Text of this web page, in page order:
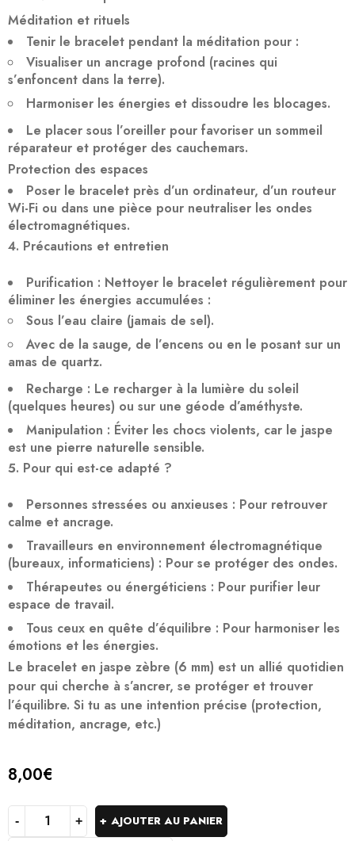
Méditation et rituels
Tenir le bracelet pendant la méditation pour :
Visualiser un ancrage profond (racines qui
s’enfoncent dans la terre).
Harmoniser les énergies et dissoudre les blocages.
Le placer sous l’oreiller pour favoriser un sommeil
réparateur et protéger des cauchemars.
Protection des espaces
Poser le bracelet près d’un ordinateur, d’un routeur
Wi-Fi ou dans une pièce pour neutraliser les ondes
électromagnétiques.
Précautions et entretien
Purification : Nettoyer le bracelet régulièrement pour
éliminer les énergies accumulées :
Sous l’eau claire (jamais de sel).
Avec de la sauge, de l’encens ou en le posant sur un
amas de quartz.
Recharge : Le recharger à la lumière du soleil
(quelques heures) ou sur une géode d’améthyste.
Manipulation : Éviter les chocs violents, car le jaspe
est une pierre naturelle sensible.
Pour qui est-ce adapté ?
Personnes stressées ou anxieuses : Pour retrouver
calme et ancrage.
Travailleurs en environnement électromagnétique
(bureaux, informaticiens) : Pour se protéger des ondes.
Thérapeutes ou énergéticiens : Pour purifier leur
espace de travail.
Tous ceux en quête d’équilibre : Pour harmoniser les
émotions et les énergies.
Le bracelet en jaspe zèbre (6 mm) est un allié quotidien
pour qui cherche à s’ancrer, se protéger et trouver
l’équilibre. Si tu as une intention précise (protection,
méditation, ancrage, etc.)
8,00€
AJOUTER AU PANIER